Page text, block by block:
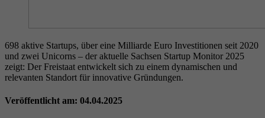
698 aktive Startups, über eine Milliarde Euro Investitionen seit 2020
und zwei Unicorns – der aktuelle Sachsen Startup Monitor 2025
zeigt: Der Freistaat entwickelt sich zu einem dynamischen und
relevanten Standort für innovative Gründungen.
Veröffentlicht am: 04.04.2025